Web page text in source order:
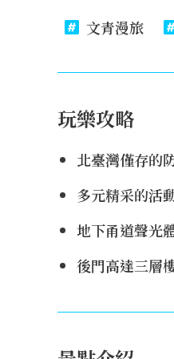
文青漫旅
玩樂攻略
北臺灣僅存的
多元精采的活
地下甬道聲光
後門高達三層